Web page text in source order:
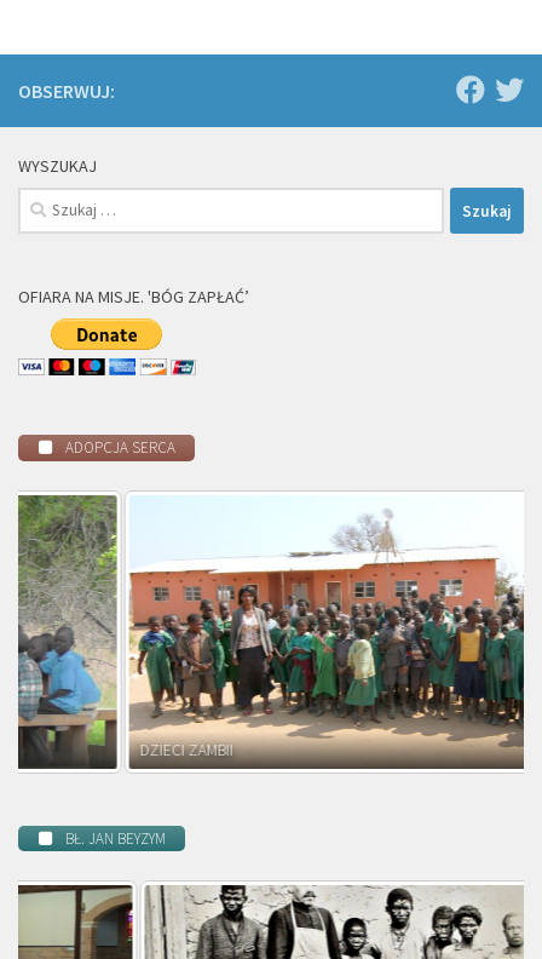
OBSERWUJ:
WYSZUKAJ
Szukaj:
OFIARA NA MISJE. 'BÓG ZAPŁAĆ’
ADOPCJA SERCA
DZIECI ZAMBII
BŁ. JAN BEYZYM